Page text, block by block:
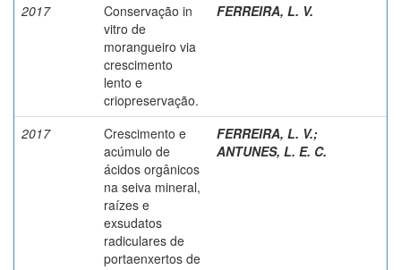
2017
Conservação in
vitro de
morangueiro via
crescimento
lento e
criopreservação.
FERREIRA, L. V.
2017
Crescimento e
acúmulo de
ácidos orgânicos
na seiva mineral,
raízes e
exsudatos
radiculares de
portaenxertos de
FERREIRA, L. V.;
ANTUNES, L. E. C.